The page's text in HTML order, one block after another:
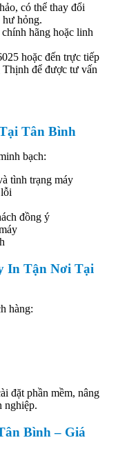
có thể thay đổi
hư hỏng.
hãng hoặc linh
hoặc đến trực tiếp
để được tư vấn
Tân Bình
bạch:
tình trạng máy
đồng ý
In Tận Nơi Tại
hàng:
đặt phần mềm, nâng
nghiệp.
Bình – Giá